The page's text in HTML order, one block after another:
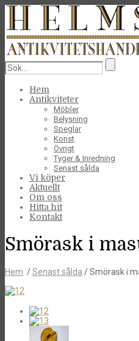
Hem
Antikviteter
Möbler
Belysning
Speglar
Konst
Övrigt
Tyger & Inredning
Senast sålda
Vi köper
Aktuellt
Om oss
Hitta hit
Kontakt
Smörask i
Hem /Senast sålda / Smörask i